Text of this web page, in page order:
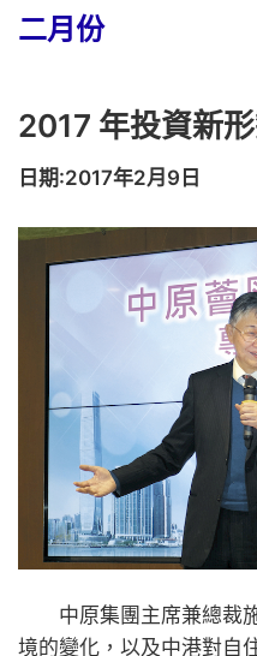
二月份
2017 年投資新
日期:2017年2月9日
中原集團主席兼總裁
境的變化，以及中港對自